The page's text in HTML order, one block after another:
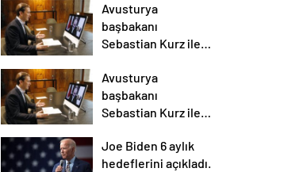
Avusturya
başbakanı
Sebastian Kurz ile
Avusturya
başbakanı
Sebastian Kurz ile
Joe Biden 6 aylık
hedeflerini açıkladı.